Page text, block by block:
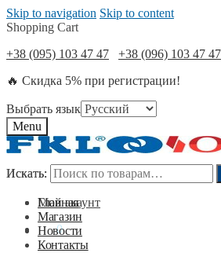
Skip to navigation Skip to content
Shopping Cart
+38 (095) 103 47 47
+38 (096) 103 47 47
🔥 Скидка 5% при регистрации!
Выбрать язык
Menu
Искать:
Мой акаунт
0₴ 0
Искать:
Главная
Магазин
Новости
Контакты